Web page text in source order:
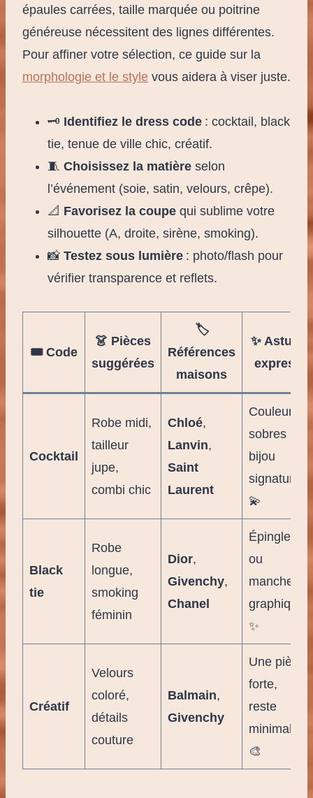
épaules carrées, taille marquée ou poitrine
généreuse nécessitent des lignes différentes.
Pour affiner votre sélection, ce guide sur la
morphologie et le style vous aidera à viser juste.
🗝️ Identifiez le dress code : cocktail, black
tie, tenue de ville chic, créatif.
🧵 Choisissez la matière selon
l’événement (soie, satin, velours, crêpe).
📐 Favorisez la coupe qui sublime votre
silhouette (A, droite, sirène, smoking).
📸 Testez sous lumière : photo/flash pour
vérifier transparence et reflets.
🎟️ Code
👗 Pièces
suggérées
🏷️
Références
maisons
✨ Astuce
express
Cocktail
Robe midi,
tailleur
jupe,
combi chic
Chloé,
Lanvin,
Saint
Laurent
Couleurs
sobres +
bijou
signature
💫
Black
tie
Robe
longue,
smoking
féminin
Dior,
Givenchy,
Chanel
Épingle
ou
manchette
graphique
✨
Créatif
Velours
coloré,
détails
couture
Balmain,
Givenchy
Une pièce
forte,
reste
minimal
🎨